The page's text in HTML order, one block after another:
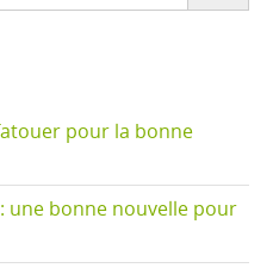
pour la bonne
une bonne nouvelle pour